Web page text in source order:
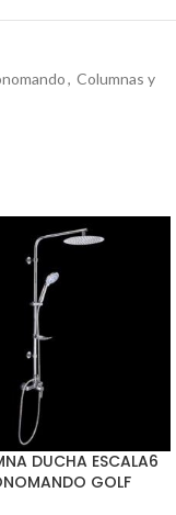
, Columnas y
DUCHA ESCALA6
GOLF